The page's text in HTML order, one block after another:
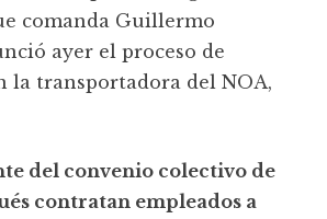
comanda Guillermo
ayer el proceso de
la transportadora del NOA,
del convenio colectivo de
contratan empleados a